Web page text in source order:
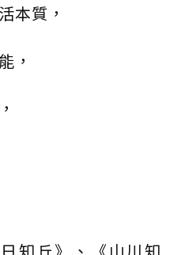
本質，
，
知丘》、《山川知